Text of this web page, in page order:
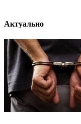
Актуально